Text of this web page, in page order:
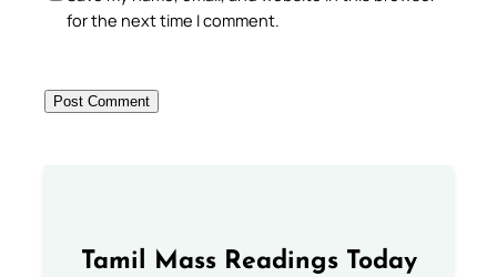
for the next time I comment.
Tamil Mass Readings Today